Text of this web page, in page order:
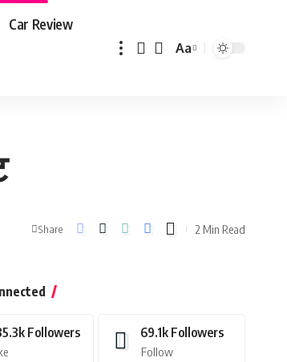
Car Review
Font
Aa
Share 2 Min Read
Followers 69.1k Followers
Follow